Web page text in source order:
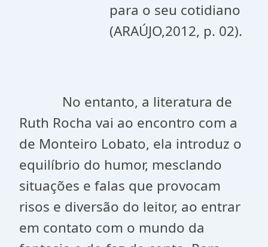
para o seu cotidiano
(ARAÚJO,2012, p. 02).
No entanto, a literatura de
Ruth Rocha vai ao encontro com a
de Monteiro Lobato, ela introduz o
equilíbrio do humor, mesclando
situações e falas que provocam
risos e diversão do leitor, ao entrar
em contato com o mundo da